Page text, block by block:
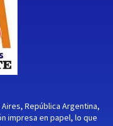
República Argentina,
impresa en papel, lo que